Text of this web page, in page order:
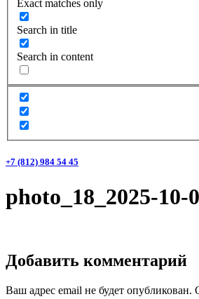
Exact matches only
Search in title
Search in content
+7 (812) 984 54 45
photo_18_2025-10-
Добавить комментарий
Ваш адрес email не будет опубликован.